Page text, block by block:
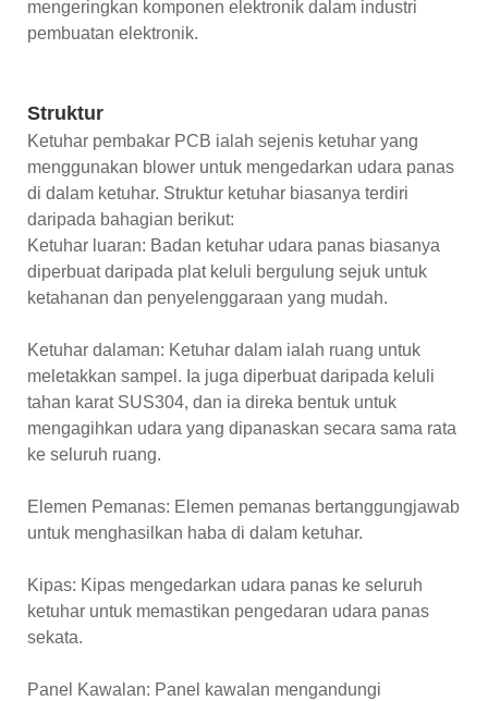
mengeringkan komponen elektronik dalam industri
pembuatan elektronik.
Struktur
Ketuhar pembakar PCB ialah sejenis ketuhar yang
menggunakan blower untuk mengedarkan udara panas
di dalam ketuhar. Struktur ketuhar biasanya terdiri
daripada bahagian berikut:
Ketuhar luaran: Badan ketuhar udara panas biasanya
diperbuat daripada plat keluli bergulung sejuk untuk
ketahanan dan penyelenggaraan yang mudah.
Ketuhar dalaman: Ketuhar dalam ialah ruang untuk
meletakkan sampel. Ia juga diperbuat daripada keluli
tahan karat SUS304, dan ia direka bentuk untuk
mengagihkan udara yang dipanaskan secara sama rata
ke seluruh ruang.
Elemen Pemanas: Elemen pemanas bertanggungjawab
untuk menghasilkan haba di dalam ketuhar.
Kipas: Kipas mengedarkan udara panas ke seluruh
ketuhar untuk memastikan pengedaran udara panas
sekata.
Panel Kawalan: Panel kawalan mengandungi